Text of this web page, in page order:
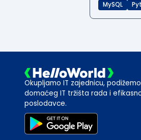
MySQL
Okupljamo IT zajednicu,
domaćeg IT tržišta rada i
poslodavce.